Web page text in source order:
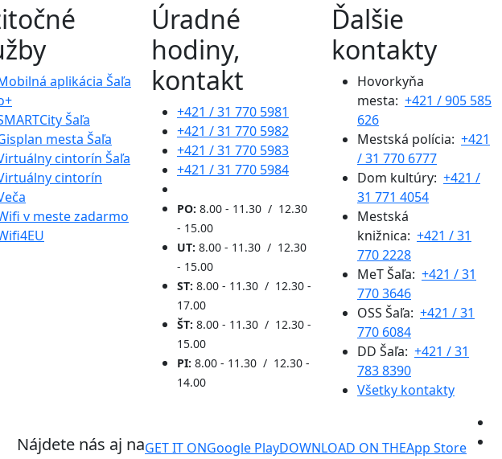
aplikácia Šaľa
Šaľa
mesta Šaľa
cintorín Šaľa
cintorín
v meste zadarmo
Úradné
hodiny,
kontakt
+421 / 31 770 5981
+421 / 31 770 5982
+421 / 31 770 5983
+421 / 31 770 5984
PO: 8.00 - 11.30 / 12.30
- 15.00
UT: 8.00 - 11.30 / 12.30
- 15.00
ST: 8.00 - 11.30 / 12.30 -
17.00
ŠT: 8.00 - 11.30 / 12.30 -
15.00
PI: 8.00 - 11.30 / 12.30 -
14.00
Ďalšie
kontakty
Hovorkyňa
mesta: +421 / 905 585
626
Mestská polícia: +421
/ 31 770 6777
Dom kultúry: +421 /
31 771 4054
Mestská
knižnica: +421 / 31
770 2228
MeT Šaľa: +421 / 31
770 3646
OSS Šaľa: +421 / 31
770 6084
DD Šaľa: +421 / 31
783 8390
Všetky kontakty
Nájdete nás aj naGET IT ONGoogle PlayDOWNLOAD ON THEApp Store